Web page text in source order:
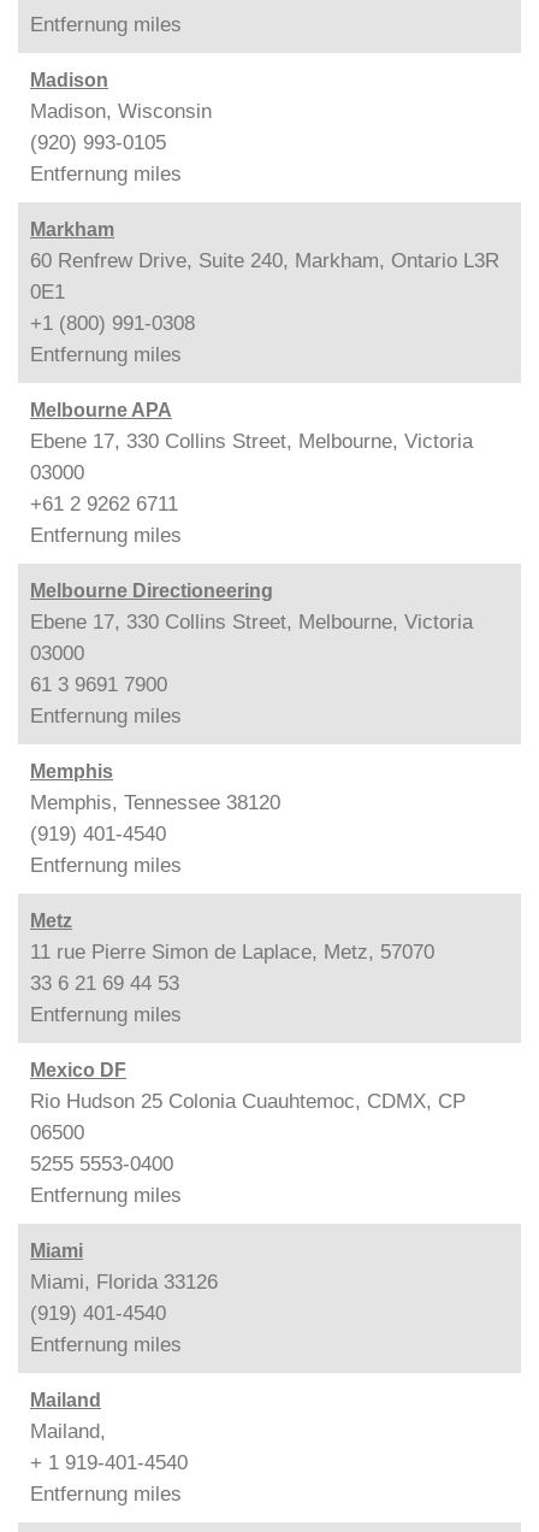
Entfernung miles
Madison
Madison, Wisconsin
(920) 993-0105
Entfernung miles
Markham
60 Renfrew Drive, Suite 240, Markham, Ontario L3R
0E1
+1 (800) 991-0308
Entfernung miles
Melbourne APA
Ebene 17, 330 Collins Street, Melbourne, Victoria
03000
+61 2 9262 6711
Entfernung miles
Melbourne Directioneering
Ebene 17, 330 Collins Street, Melbourne, Victoria
03000
61 3 9691 7900
Entfernung miles
Memphis
Memphis, Tennessee 38120
(919) 401-4540
Entfernung miles
Metz
11 rue Pierre Simon de Laplace, Metz, 57070
33 6 21 69 44 53
Entfernung miles
Mexico DF
Rio Hudson 25 Colonia Cuauhtemoc, CDMX, CP
06500
5255 5553-0400
Entfernung miles
Miami
Miami, Florida 33126
(919) 401-4540
Entfernung miles
Mailand
Mailand,
+ 1 919-401-4540
Entfernung miles